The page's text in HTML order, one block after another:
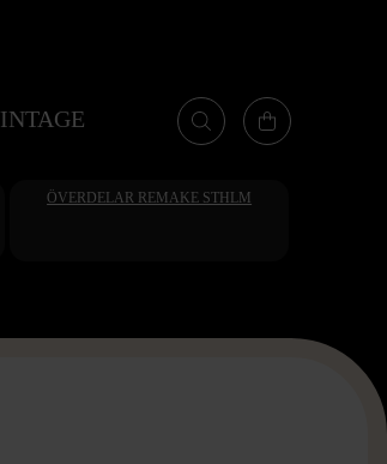
ÖVERDELAR REMAKE STHLM